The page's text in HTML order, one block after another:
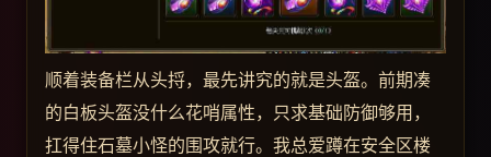
顺着装备栏从头捋，最先讲究的就是头盔。前期凑
的白板头盔没什么花哨属性，只求基础防御够用，
扛得住石墓小怪的围攻就行。我总爱蹲在安全区楼